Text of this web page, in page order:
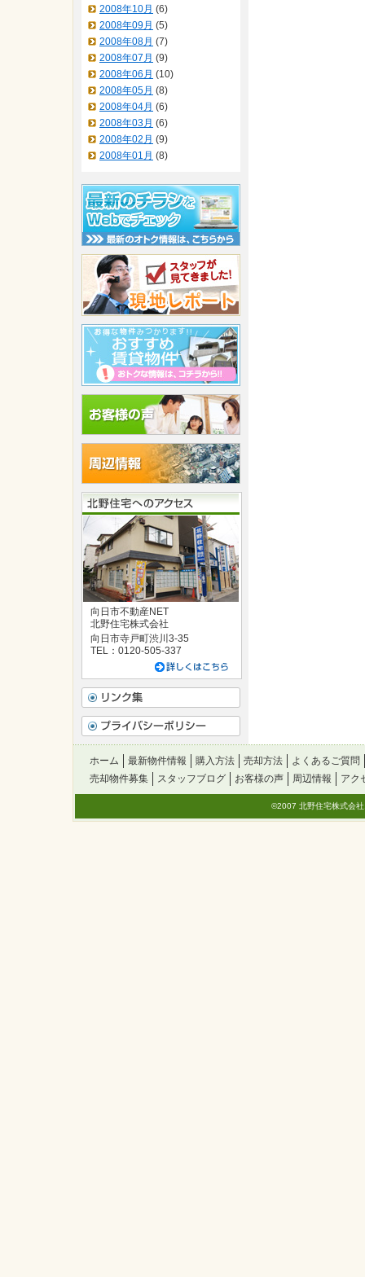
2008年10月 (6)
2008年09月 (5)
2008年08月 (7)
2008年07月 (9)
2008年06月 (10)
2008年05月 (8)
2008年04月 (6)
2008年03月 (6)
2008年02月 (9)
2008年01月 (8)
向日市不動産NET
北野住宅株式会社
向日市寺戸町渋川3-35
TEL：0120-505-337
ホーム 最新物件情報 購入方法 売却方法
よくあるご質問
売却物件募集
スタッフブログ お客様の声 周辺情報 アク
©2007 北野住宅株式会